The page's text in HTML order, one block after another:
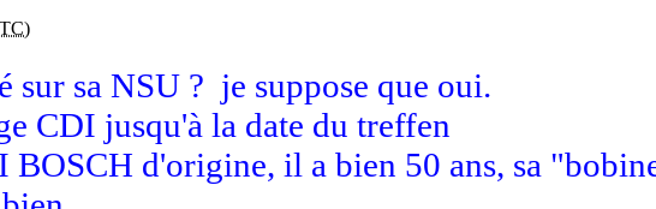
sur sa NSU ? je suppose que oui.
CDI jusqu'à la date du treffen
BOSCH d'origine, il a bien 50 ans, sa